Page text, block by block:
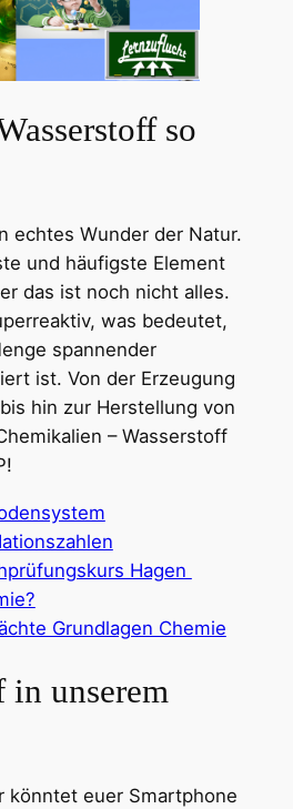
so
echtes Wunder der Natur.
und häufigste Element
das ist noch nicht alles.
was bedeutet,
spannender
ist. Von der Erzeugung
hin zur Herstellung von
– Wasserstoff
Hagen
Grundlagen Chemie
in unserem
könntet euer Smartphone